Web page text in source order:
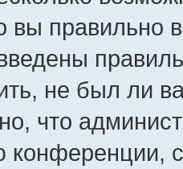
вы правильно
не был ли
что
конференции,